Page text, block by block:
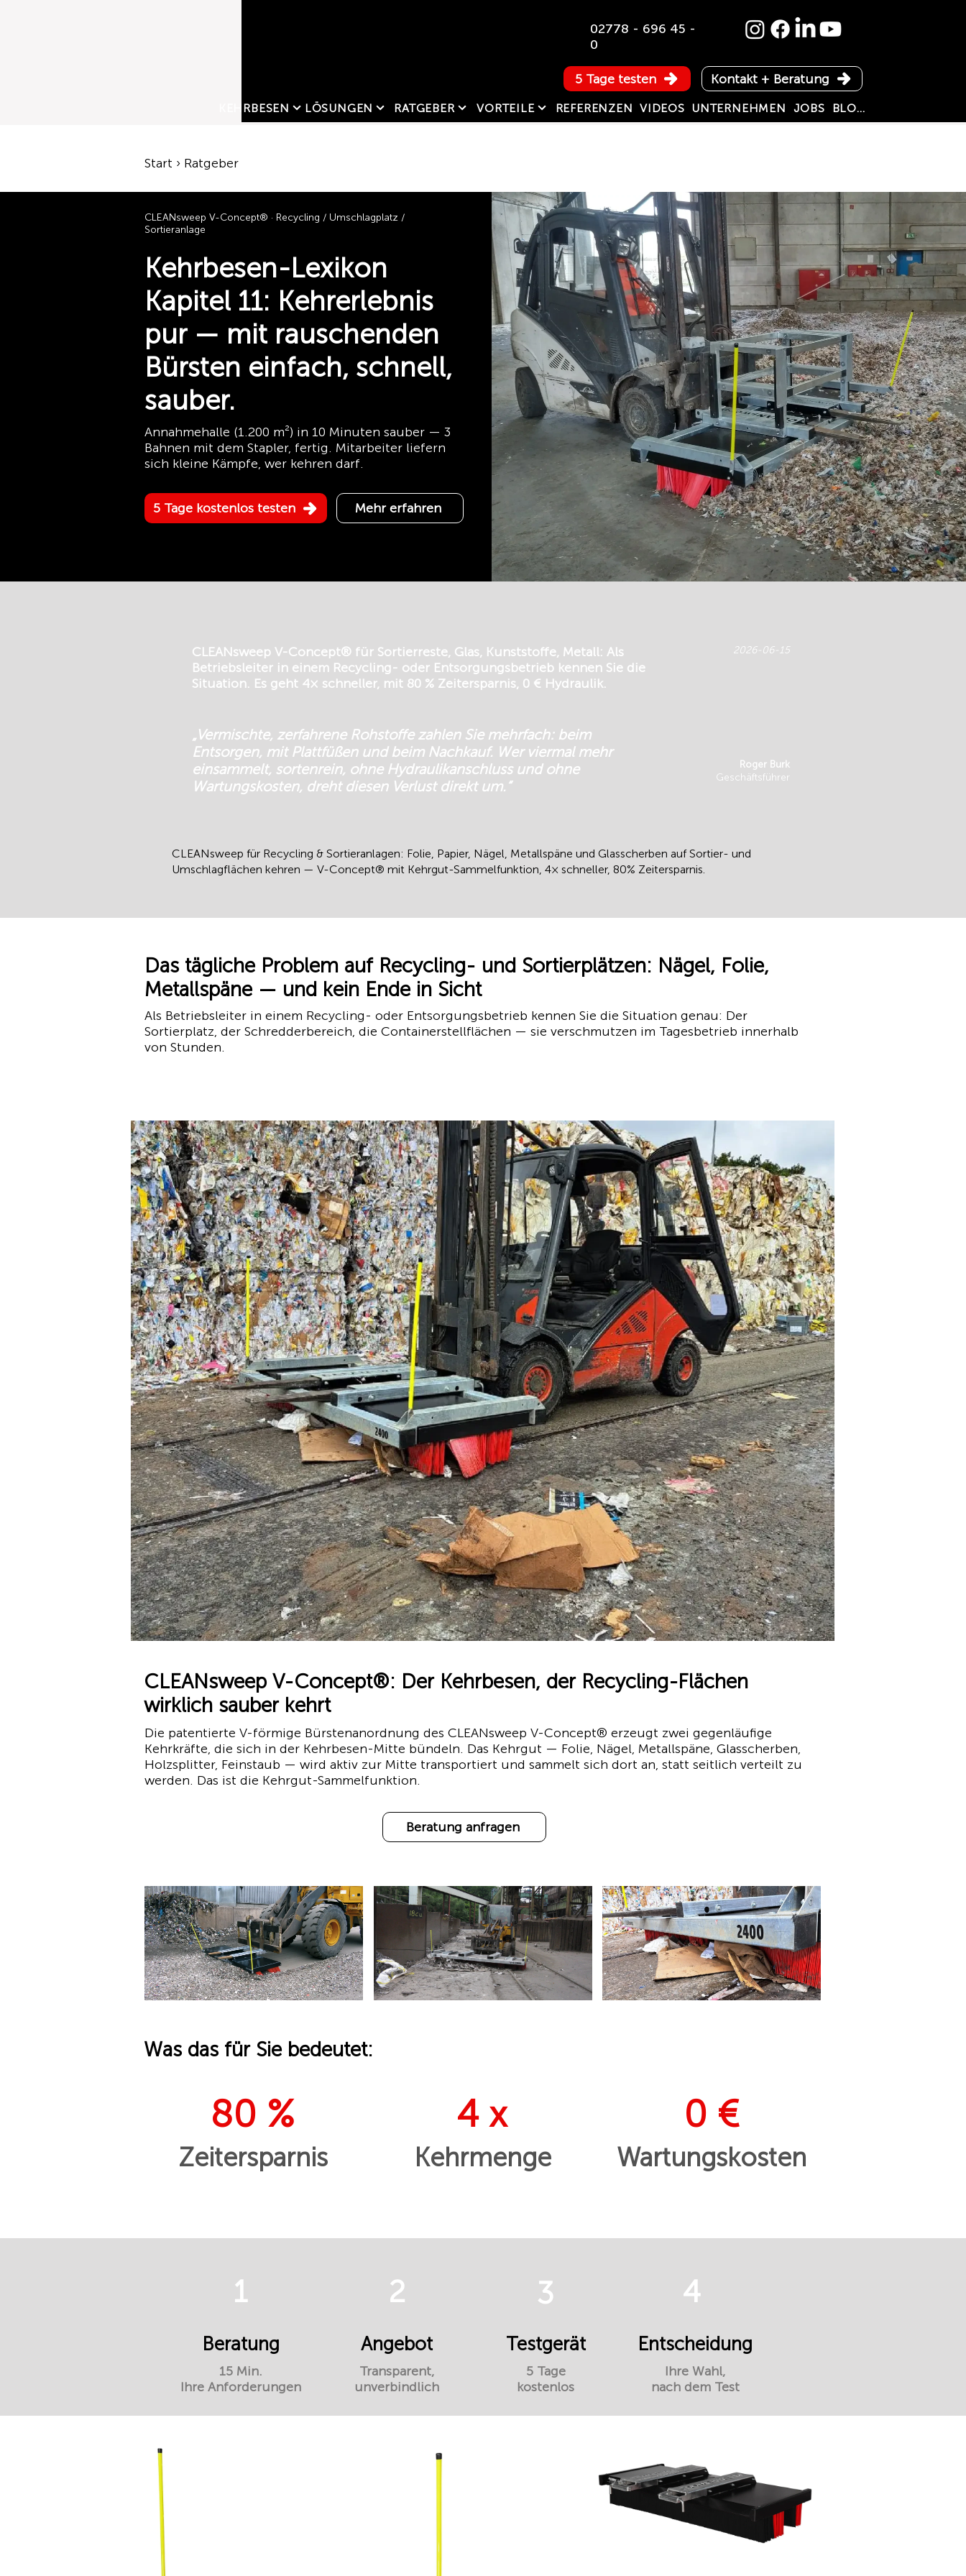
02778 - 696 45 -
0
Kontakt + Beratung
KEHRBESEN LÖSUNGEN RATGEBER VORTEILE REFERENZEN VIDEOS UNTERNEHMEN JOBS BLOG
5 Tage testen
Start › Ratgeber
CLEANsweep V-Concept® · Recycling / Umschlagplatz /
Sortieranlage
Kehrbesen-Lexikon
Kapitel 11: Kehrerlebnis
pur — mit rauschenden
Bürsten einfach, schnell,
sauber.
Annahmehalle (1.200 m²) in 10 Minuten sauber — 3
Bahnen mit dem Stapler, fertig. Mitarbeiter liefern
sich kleine Kämpfe, wer kehren darf.
5 Tage kostenlos testen Mehr erfahren
CLEANsweep V-Concept® für Sortierreste, Glas, Kunststoffe, Metall: Als
Betriebsleiter in einem Recycling- oder Entsorgungsbetrieb kennen Sie die
Situation. Es geht 4× schneller, mit 80 % Zeitersparnis, 0 € Hydraulik.
2026-06-15
„Vermischte, zerfahrene Rohstoffe zahlen Sie mehrfach: beim
Entsorgen, mit Plattfüßen und beim Nachkauf. Wer viermal mehr
einsammelt, sortenrein, ohne Hydraulikanschluss und ohne
Wartungskosten, dreht diesen Verlust direkt um.“
Roger Burk
Geschäftsführer
CLEANsweep für Recycling & Sortieranlagen: Folie, Papier, Nägel, Metallspäne und Glasscherben auf Sortier- und
Umschlagflächen kehren — V-Concept® mit Kehrgut-Sammelfunktion, 4× schneller, 80% Zeitersparnis.
Das tägliche Problem auf Recycling- und Sortierplätzen: Nägel, Folie,
Metallspäne — und kein Ende in Sicht
Als Betriebsleiter in einem Recycling- oder Entsorgungsbetrieb kennen Sie die Situation genau: Der
Sortierplatz, der Schredderbereich, die Containerstellflächen — sie verschmutzen im Tagesbetrieb innerhalb
von Stunden.
CLEANsweep V-Concept®: Der Kehrbesen, der Recycling-Flächen
wirklich sauber kehrt
Die patentierte V-förmige Bürstenanordnung des CLEANsweep V-Concept® erzeugt zwei gegenläufige
Kehrkräfte, die sich in der Kehrbesen-Mitte bündeln. Das Kehrgut — Folie, Nägel, Metallspäne, Glasscherben,
Holzsplitter, Feinstaub — wird aktiv zur Mitte transportiert und sammelt sich dort an, statt seitlich verteilt zu
werden. Das ist die Kehrgut-Sammelfunktion.
Beratung anfragen
Was das für Sie bedeutet:
80 %
Zeitersparnis
4 x
Kehrmenge
0 €
Wartungskosten
1
Beratung
15 Min.
Ihre Anforderungen
2
Angebot
Transparent,
unverbindlich
3
Testgerät
5 Tage
kostenlos
4
Entscheidung
Ihre Wahl,
nach dem Test